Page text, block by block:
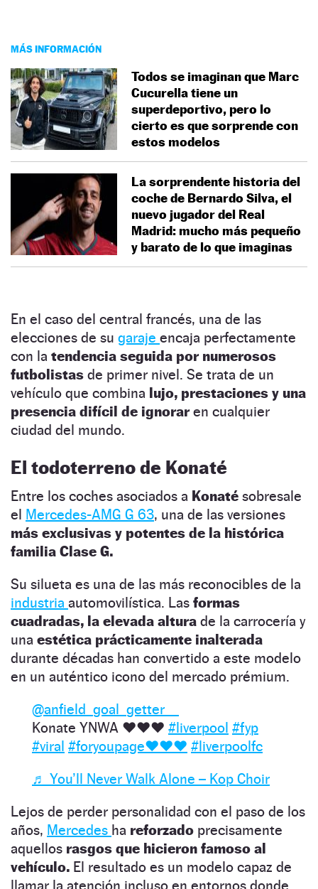
MÁS INFORMACIÓN
Todos se imaginan que Marc
Cucurella tiene un
superdeportivo, pero lo
cierto es que sorprende con
estos modelos
La sorprendente historia del
coche de Bernardo Silva, el
nuevo jugador del Real
Madrid: mucho más pequeño
y barato de lo que imaginas
En el caso del central francés, una de las
elecciones de su garaje encaja perfectamente
con la tendencia seguida por numerosos
futbolistas de primer nivel. Se trata de un
vehículo que combina lujo, prestaciones y una
presencia difícil de ignoraren cualquier
ciudad del mundo.
El todoterreno de Konaté
Entre los coches asociados a Konaté sobresale
el Mercedes-AMG G 63, una de las versiones
más exclusivas y potentes de la histórica
familia Clase G.
Su silueta es una de las más reconocibles de la
industria automovilística. Las formas
cuadradas, la elevada altura de la carrocería y
una estética prácticamente inalterada
durante décadas han convertido a este modelo
en un auténtico icono del mercado prémium.
@anfield_goal_getter__
Konate YNWA ❤️❤️❤️ #liverpool #fyp
#viral #foryoupage❤️❤️❤️ #liverpoolfc
♬ You’ll Never Walk Alone – Kop Choir
Lejos de perder personalidad con el paso de los
años, Mercedes ha reforzado precisamente
aquellos rasgos que hicieron famoso al
vehículo. El resultado es un modelo capaz de
llamar la atención incluso en entornos donde